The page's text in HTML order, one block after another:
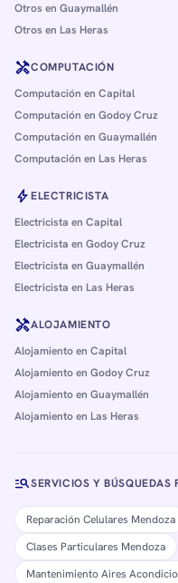
Otros en Guaymallén
Otros en Las Heras
handymanCOMPUTACIÓN
Computación en Capital
Computación en Godoy Cruz
Computación en Guaymallén
Computación en Las Heras
boltELECTRICISTA
Electricista en Capital
Electricista en Godoy Cruz
Electricista en Guaymallén
Electricista en Las Heras
handymanALOJAMIENTO
Alojamiento en Capital
Alojamiento en Godoy Cruz
Alojamiento en Guaymallén
Alojamiento en Las Heras
manage_searchSERVICIOS Y BÚSQUEDAS
Reparación Celulares Mendoza
Clases Particulares Mendoza
Mantenimiento Aires